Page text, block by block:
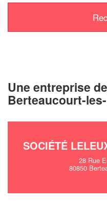
Une entreprise
Berteaucourt-
SOCIÉTÉ
28 Rue
80850